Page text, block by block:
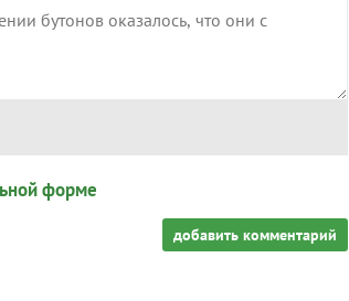
форме
добавить комментарий